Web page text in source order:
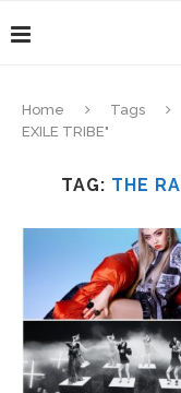
Home Tags
EXILE TRIBE"
TAG: THE